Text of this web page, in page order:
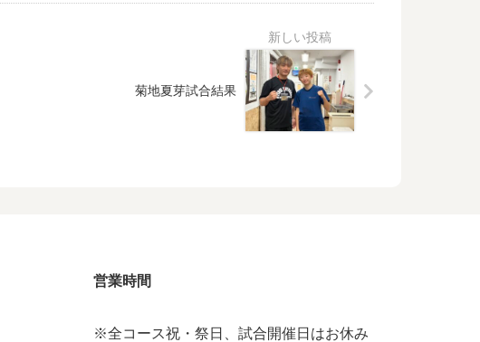
菊地夏芽試合結果
営業時間
※全コース祝・祭日、試合開催日はお休み